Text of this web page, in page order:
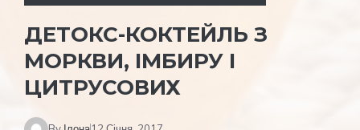
ДЕТОКС-КОКТЕЙЛЬ З
МОРКВИ, ІМБИРУ І
ЦИТРУСОВИХ